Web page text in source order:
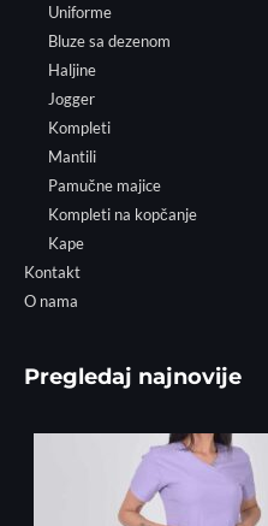
Uniforme
Bluze sa dezenom
Haljine
Jogger
Kompleti
Mantili
Pamučne majice
Kompleti na kopčanje
Kape
Kontakt
O nama
Pregledaj najnovije